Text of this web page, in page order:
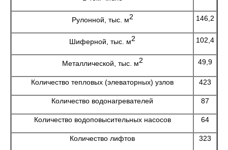
Рулонной, тыс. м2 146,2
Шиферной, тыс. м2 102,4
Металлической, тыс. м2 49,9
Количество тепловых (элеваторных) узлов 423
Количество водонагревателей 87
Количество водоповысительных насосов 64
Количество лифтов 323